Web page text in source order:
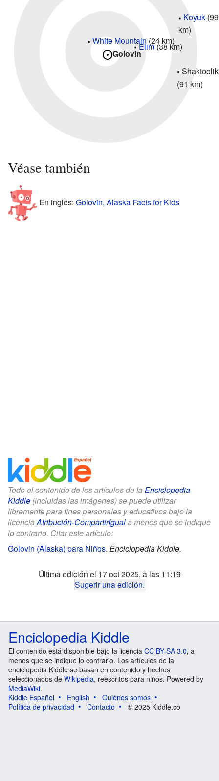
Golovin
Elim(38 km)
Koyuk(99
km)
Shaktoolik
(91 km)
White Mountain (24 km)
Véase también
En inglés: Golovin, Alaska Facts for Kids
Todo el contenido de los artículos de la Enciclopedia
Kiddle (incluidas las imágenes) se puede utilizar
libremente para fines personales y educativos bajo la
licenciaAtribución-CompartirIguala menos que se indique
lo contrario. Citar este artículo:
Golovin (Alaska) para Niños. Enciclopedia Kiddle.
Última edición el 17 oct 2025, a las 11:19
Sugerir una edición.
Enciclopedia Kiddle
El contenido está disponible bajo la licencia CC BY-SA 3.0, a
menos que se indique lo contrario. Los artículos de la
enciclopedia Kiddle se basan en contenido y hechos
seleccionados de Wikipedia, reescritos para niños. Powered by
MediaWiki.
Kiddle Español
English
Quiénes somos
Política de privacidad
Contacto © 2025 Kiddle.co